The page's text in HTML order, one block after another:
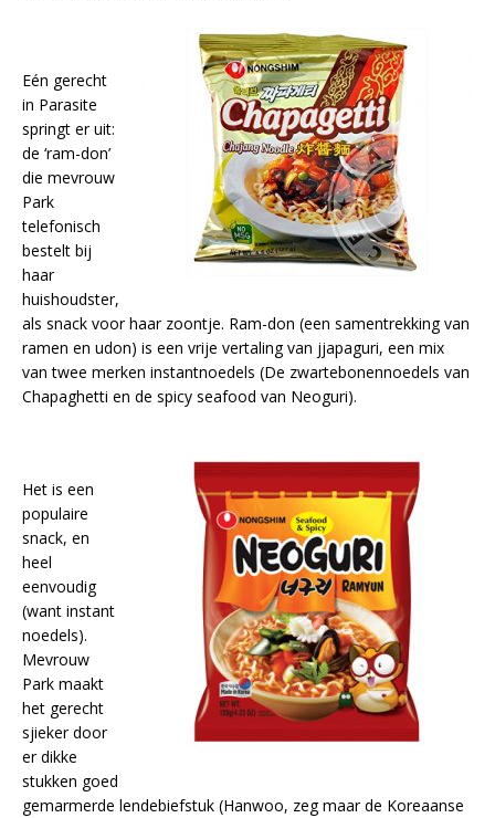
Eén gerecht
in Parasite
springt er uit:
de ‘ram-don’
die mevrouw
Park
telefonisch
bestelt bij
haar
huishoudster,
als snack voor haar zoontje. Ram-don (een samentrekking van
ramen en udon) is een vrije vertaling van jjapaguri, een mix
van twee merken instantnoedels (De zwartebonennoedels van
Chapaghetti en de spicy seafood van Neoguri).
Het is een
populaire
snack, en
heel
eenvoudig
(want instant
noedels).
Mevrouw
Park maakt
het gerecht
sjieker door
er dikke
stukken goed
gemarmerde lendebiefstuk (Hanwoo, zeg maar de Koreaanse